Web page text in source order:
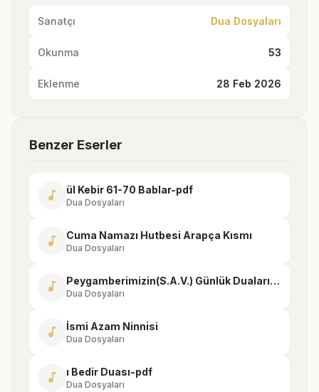
Sanatçı Dua Dosyaları
Okunma 53
Eklenme 28 Feb 2026
Benzer Eserler
music_note ül Kebir 61-70 Bablar-pdf
Dua Dosyaları
music_note Cuma Namazı Hutbesi Arapça Kısmı
Dua Dosyaları
music_note Peygamberimizin(S.A.V.) Günlük Duaları-13
Dua Dosyaları
music_note İsmi Azam Ninnisi
Dua Dosyaları
music_note ı Bedir Duası-pdf
Dua Dosyaları